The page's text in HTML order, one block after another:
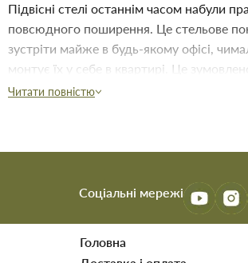
Підвісні стелі останнім часом набули
повсюдного поширення. Це стельове
зустріти майже в будь-якому офісі,
монтує їх у себе в квартирі. Це
переваг, властивих виробу. За
гіпсокартонні листи
для
Екологічнімінеральні плитиз
Читати повністю
Соціальні мережі
Головна